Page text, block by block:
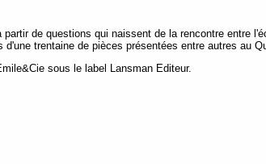
de questions qui naissent de la rencontre entre
trentaine de pièces présentées entre autres au
sous le label Lansman Editeur.